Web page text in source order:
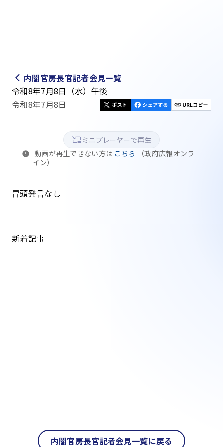
内閣官房長官記者会見一覧
令和8年7月8日（水）午後
令和8年7月8日
動画が再生できない方は こちら
（政府広報オンラ
イン）
ミニプレーヤーで再生
冒頭発言なし
新着記事
内閣官房長官記者会見一覧に戻る